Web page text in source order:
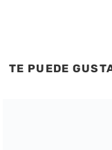
TE PUEDE